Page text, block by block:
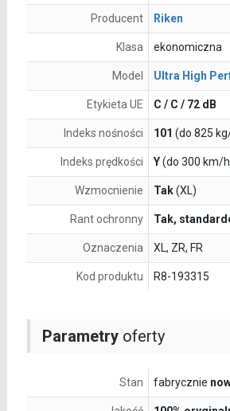
Parametryoferty
Stan fabrycznie
Producent Riken
Klasa ekonomiczna
Model Ultra High
Etykieta UE C / C / 72 dB
Indeks nośności 101 (do 825
Indeks prędkości Y(do 300 km/
Wzmocnienie Tak(XL)
Rant ochronny Tak,
Oznaczenia XL, ZR, FR
Kod produktu R8-193315